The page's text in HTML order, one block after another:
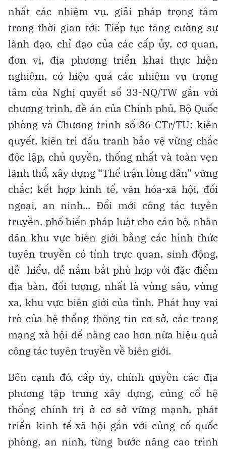
nhất các nhiệm vụ, giải pháp trọng tâm
trong thời gian tới: Tiếp tục tăng cường sự
lãnh đạo, chỉ đạo của các cấp ủy, cơ quan,
đơn vị, địa phương triển khai thực hiện
nghiêm, có hiệu quả các nhiệm vụ trọng
tâm của Nghị quyết số 33-NQ/TW gắn với
chương trình, đề án của Chính phủ, Bộ Quốc
phòng và Chương trình số 86-CTr/TU; kiên
quyết, kiên trì đấu tranh bảo vệ vững chắc
độc lập, chủ quyền, thống nhất và toàn vẹn
lãnh thổ, xây dựng “Thế trận lòng dân” vững
chắc; kết hợp kinh tế, văn hóa-xã hội, đối
ngoại, an ninh... Đổi mới công tác tuyên
truyền, phổ biến pháp luật cho cán bộ, nhân
dân khu vực biên giới bằng các hình thức
tuyên truyền có tính trực quan, sinh động,
dễ hiểu, dễ nắm bắt phù hợp với đặc điểm
địa bàn, đối tượng, nhất là vùng sâu, vùng
xa, khu vực biên giới của tỉnh. Phát huy vai
trò của hệ thống thông tin cơ sở, các trang
mạng xã hội để nâng cao hơn nữa hiệu quả
công tác tuyên truyền về biên giới.
Bên cạnh đó, cấp ủy, chính quyền các địa
phương tập trung xây dựng, củng cố hệ
thống chính trị ở cơ sở vững mạnh, phát
triển kinh tế-xã hội gắn với củng cố quốc
phòng, an ninh, từng bước nâng cao trình